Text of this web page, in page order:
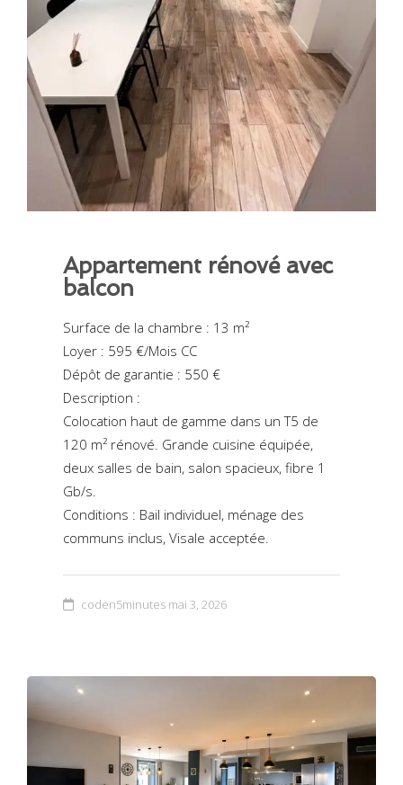
Appartement rénové avec
balcon
Surface de la chambre : 13 m²
Loyer : 595 €/Mois CC
Dépôt de garantie : 550 €
Description :
Colocation haut de gamme dans un T5 de
120 m² rénové. Grande cuisine équipée,
deux salles de bain, salon spacieux, fibre 1
Gb/s.
Conditions : Bail individuel, ménage des
communs inclus, Visale acceptée.
coden5minutes mai 3, 2026